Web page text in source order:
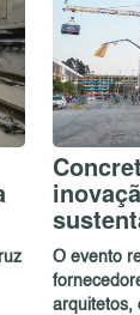
O evento
arquitetos,